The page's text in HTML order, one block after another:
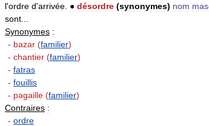
l'ordre d'arrivée ● désordre (synonymes) nom
sont
Synonymes :
- bazar (familier)
- chantier (familier)
- fatras
- fouillis
- pagaille (familier)
Contraires :
- ordre